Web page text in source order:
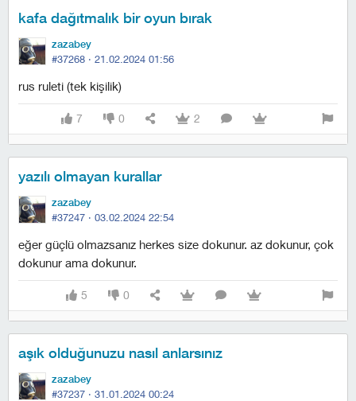
kafa dağıtmalık bir oyun bırak
zazabey
#37268 · 21.02.2024 01:56
rus ruleti (tek kişilik)
7 0 2
yazılı olmayan kurallar
zazabey
#37247 · 03.02.2024 22:54
eğer güçlü olmazsanız herkes size dokunur. az dokunur, çok
dokunur ama dokunur.
5 0
aşık olduğunuzu nasıl anlarsınız
zazabey
#37237 · 31.01.2024 00:24